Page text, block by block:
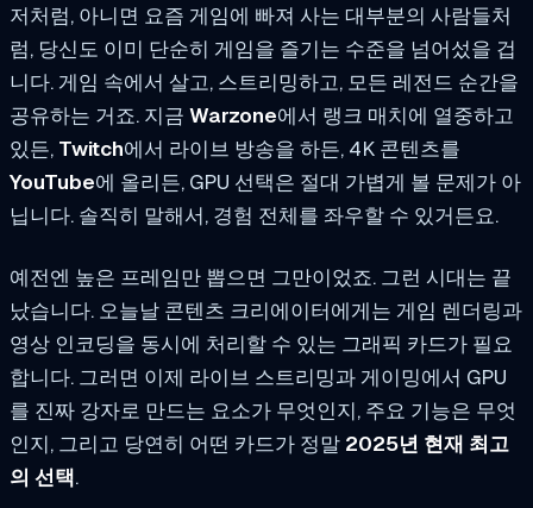
저처럼, 아니면 요즘 게임에 빠져 사는 대부분의 사람들처
럼, 당신도 이미 단순히 게임을 즐기는 수준을 넘어섰을 겁
니다. 게임 속에서 살고, 스트리밍하고, 모든 레전드 순간을
공유하는 거죠. 지금 Warzone에서 랭크 매치에 열중하고
있든, Twitch에서 라이브 방송을 하든, 4K 콘텐츠를
YouTube에 올리든, GPU 선택은 절대 가볍게 볼 문제가 아
닙니다. 솔직히 말해서, 경험 전체를 좌우할 수 있거든요.
예전엔 높은 프레임만 뽑으면 그만이었죠. 그런 시대는 끝
났습니다. 오늘날 콘텐츠 크리에이터에게는 게임 렌더링과
영상 인코딩을 동시에 처리할 수 있는 그래픽 카드가 필요
합니다. 그러면 이제 라이브 스트리밍과 게이밍에서 GPU
를 진짜 강자로 만드는 요소가 무엇인지, 주요 기능은 무엇
인지, 그리고 당연히 어떤 카드가 정말 2025년 현재 최고
의 선택.